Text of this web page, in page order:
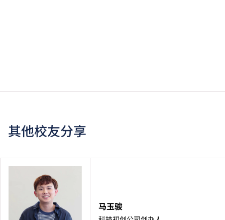
其他校友分享
马玉骏